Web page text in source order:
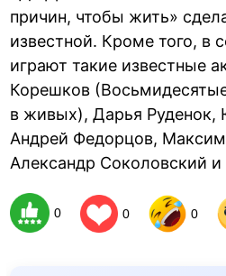
причин, чтобы жить»
известной. Кроме того, в
играют такие известные
Корешков
в живых), Дарья Руденок,
Андрей Федорцов,
Александр Соколовский и
0 0 0